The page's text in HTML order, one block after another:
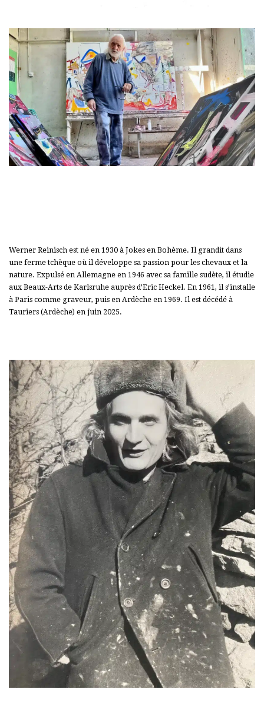
Werner Reinisch est né en 1930 à Jokes en Bohème. Il grandit dans
une ferme tchèque où il développe sa passion pour les chevaux et la
nature. Expulsé en Allemagne en 1946 avec sa famille sudète, il étudie
aux Beaux-Arts de Karlsruhe auprès d’Eric Heckel. En 1961, il s’installe
à Paris comme graveur, puis en Ardèche en 1969. Il est décédé à
Tauriers (Ardèche) en juin 2025.